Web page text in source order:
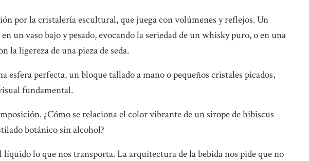
por la cristalería escultural, que juega con volúmenes y reflejos. Un
un vaso bajo y pesado, evocando la seriedad de un whisky puro, o en una
la ligereza de una pieza de seda.
esfera perfecta, un bloque tallado a mano o pequeños cristales picados,
fundamental.
¿Cómo se relaciona el color vibrante de un sirope de hibiscus
botánico sin alcohol?
líquido lo que nos transporta. La arquitectura de la bebida nos pide que no